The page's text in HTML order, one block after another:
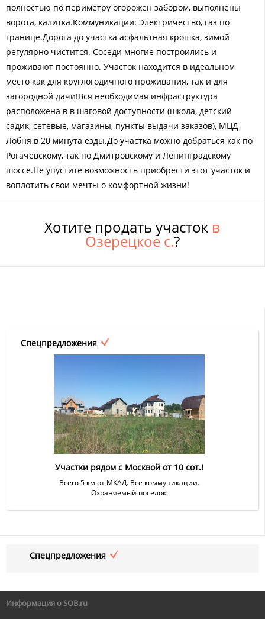
полностью по периметру огорожен забором, выполнены
ворота, калитка.Коммуникации: Электричество, газ по
границе.Дорога до участка асфальтная крошка, зимой
регулярно чистится. Соседи многие построились и
проживают постоянно. Участок находится в идеальном
место как для круглогодичного проживания, так и для
загородной дачи!Вся необходимая инфраструктура
расположена в в шаговой доступности (школа, детский
садик, сетевые, магазины, пункты выдачи заказов), МЦД
Лобня в 20 минута езды.До участка можно добраться как по
Рогачевскому, так по Дмитровскому и Ленинградскому
шоссе.Не упустите возможность приобрести этот участок и
воплотить свои мечты о комфортной жизни!
Хотите продать участок в
Озерецкое с.?
Спецпредложения
Участки рядом с Москвой от 10 сот.!
Всего 5 км от МКАД. Все коммуникации.
Охраняемый поселок.
Спецпредложения
Информация о SOB.ru